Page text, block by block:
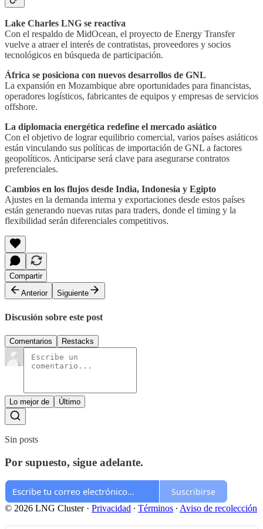
Lake Charles LNG se reactiva
Con el respaldo de MidOcean, el proyecto de Energy Transfer
vuelve a atraer el interés de contratistas, proveedores y socios
tecnológicos en búsqueda de participación.
África se posiciona con nuevos desarrollos de GNL
La expansión en Mozambique abre oportunidades para financistas,
operadores logísticos, fabricantes de equipos y empresas de servicios
offshore.
La diplomacia energética redefine el mercado asiático
Con el objetivo de lograr equilibrio comercial, varios países asiáticos
están vinculando sus políticas de importación de GNL a factores
geopolíticos. Anticiparse será clave para asegurarse contratos
preferenciales.
Cambios en los flujos desde India, Indonesia y Egipto
Ajustes en la demanda interna y exportaciones desde estos países
están generando nuevas rutas para traders, donde el timing y la
flexibilidad serán diferenciales competitivos.
Compartir
Anterior
Siguiente
Discusión sobre este post
Comentarios Restacks
Lo mejor de Último
Sin posts
Por supuesto, sigue adelante.
Suscribirse
© 2026 LNG Cluster· Privacidad ∙ Términos ∙ Aviso de recolección